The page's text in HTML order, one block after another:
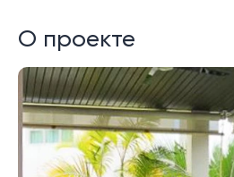
О проекте